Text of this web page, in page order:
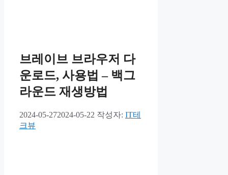
브레이브 브라우저 다
운로드, 사용법 – 백그
라운드 재생방법
2024-05-272024-05-22 작성자: IT테
크뷰